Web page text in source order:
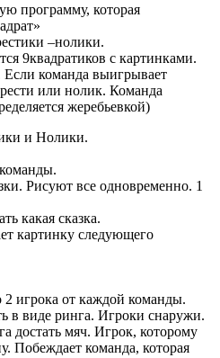
программу, которая
–нолики.
9квадратиков с картинками.
Если команда выигрывает
или нолик. Команда
жеребьевкой)
и Нолики.
Рисуют все одновременно. 1
какая сказка.
картинку следующего
игрока от каждой команды.
в виде ринга. Игроки снаружи.
достать мяч. Игрок, которому
Побеждает команда, которая